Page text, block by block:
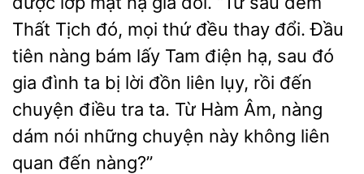
Thất Tịch đó, mọi thứ đều thay đổi. Đầu
tiên nàng bám lấy Tam điện hạ, sau đó
đình ta bị lời đồn liên lụy, rồi đến
chuyện
tra ta. Từ Hàm Âm,
dám nói những chuyện này không liên
quan đến nàng?”